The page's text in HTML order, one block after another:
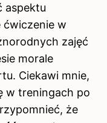
aspektu
ćwiczenie w
zajęć
morale
Ciekawi mnie,
w treningach po
że